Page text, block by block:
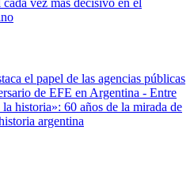
el papel de las agencias públicas
de EFE en Argentina - Entre
la historia»: 60 años de la mirada de
argentina